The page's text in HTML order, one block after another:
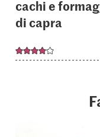
cachi e
di capra